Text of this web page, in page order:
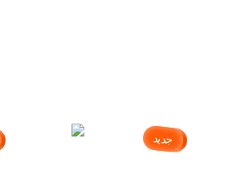
جديد